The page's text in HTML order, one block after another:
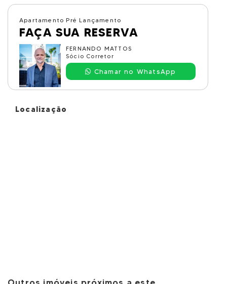
Apartamento Pré Lançamento
FAÇA SUA RESERVA
FERNANDO MATTOS
Sócio Corretor
Chamar no WhatsApp
Localização